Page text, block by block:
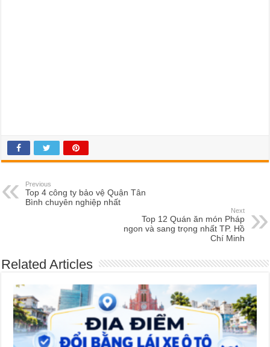
Previous
Top 4 công ty bảo vệ Quận Tân
Bình chuyên nghiệp nhất
Next
Top 12 Quán ăn món Pháp
ngon và sang trọng nhất TP. Hồ
Chí Minh
Related Articles